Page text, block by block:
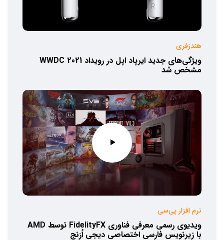
هندزفری
ویژگی‌های جدید ایرپاد اپل در رویداد WWDC 2021
مشخص شد
نرم افزار پی‌سی
ویدیوی رسمی معرفی فناوری FidelityFX توسط AMD
با زیرنویس فارسی اختصاصی دیجی اُرَنج